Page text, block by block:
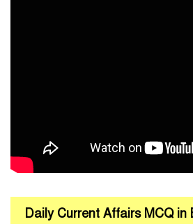
Daily Current Affairs MCQ in